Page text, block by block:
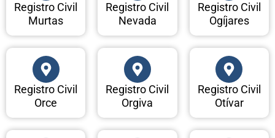
Registro Civil
Murtas
Registro Civil
Nevada
Registro Civil
Ogíjares
Registro Civil
Orce
Registro Civil
Orgiva
Registro Civil
Otívar